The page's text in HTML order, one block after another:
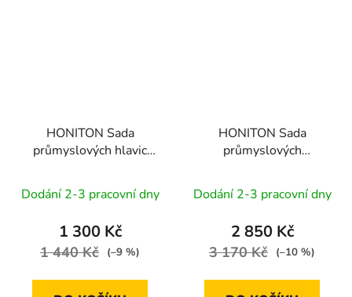
HONITON Sada
průmyslových hlavic
Dodání 2-3 pracovní dny
1 300 Kč
1 440 Kč (–9 %)
HONITON Sada
průmyslových
3/4” 8 dílů
Dodání 2-3 pracovní dny
2 850 Kč
3 170 Kč (–10 %)